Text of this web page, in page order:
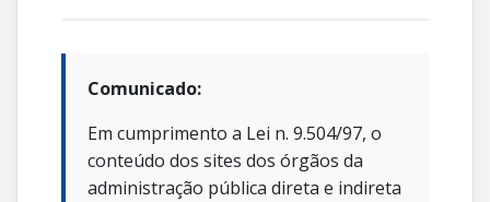
Comunicado:
Em cumprimento a Lei n. 9.504/97, o
conteúdo dos sites dos órgãos da
administração pública direta e indireta